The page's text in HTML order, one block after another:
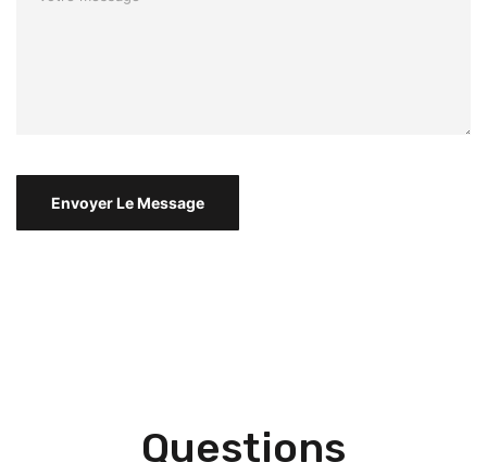
Questions